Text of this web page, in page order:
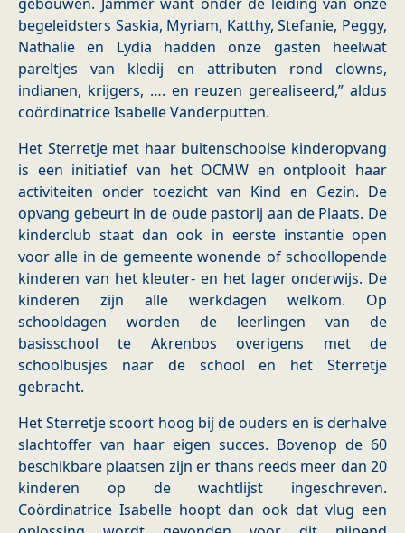
gebouwen. Jammer want onder de leiding van onze
begeleidsters Saskia, Myriam, Katthy, Stefanie, Peggy,
Nathalie en Lydia hadden onze gasten heelwat
pareltjes van kledij en attributen rond clowns,
indianen, krijgers, …. en reuzen gerealiseerd,” aldus
coördinatrice Isabelle Vanderputten.
Het Sterretje met haar buitenschoolse kinderopvang
is een initiatief van het OCMW en ontplooit haar
activiteiten onder toezicht van Kind en Gezin. De
opvang gebeurt in de oude pastorij aan de Plaats. De
kinderclub staat dan ook in eerste instantie open
voor alle in de gemeente wonende of schoollopende
kinderen van het kleuter- en het lager onderwijs. De
kinderen zijn alle werkdagen welkom. Op
schooldagen worden de leerlingen van de
basisschool te Akrenbos overigens met de
schoolbusjes naar de school en het Sterretje
gebracht.
Het Sterretje scoort hoog bij de ouders en is derhalve
slachtoffer van haar eigen succes. Bovenop de 60
beschikbare plaatsen zijn er thans reeds meer dan 20
kinderen op de wachtlijst ingeschreven.
Coördinatrice Isabelle hoopt dan ook dat vlug een